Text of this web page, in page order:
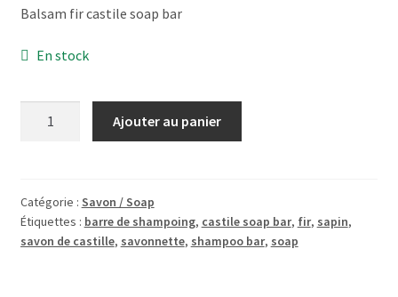
Balsam fir castile soap bar
En stock
Ajouter au panier
Catégorie : Savon / Soap
Étiquettes : barre de shampoing, castile soap bar, fir, sapin,
savon de castille, savonnette, shampoo bar, soap